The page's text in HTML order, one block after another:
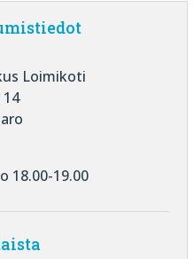
Loimikoti
18.00-19.00